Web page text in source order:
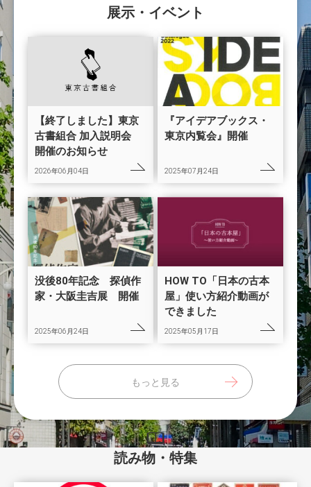
展示・イベント
【終了しました】東京
古書組合 加入説明会
開催のお知らせ
2026年06月04日
『アイデアブックス・
東京内覧会』開催
2025年07月24日
没後80年記念 探偵作
家・大阪圭吉展 開催
2025年06月24日
HOW TO「日本の古本
屋」使い方紹介動画が
できました
2025年05月17日
もっと見る
読み物・特集